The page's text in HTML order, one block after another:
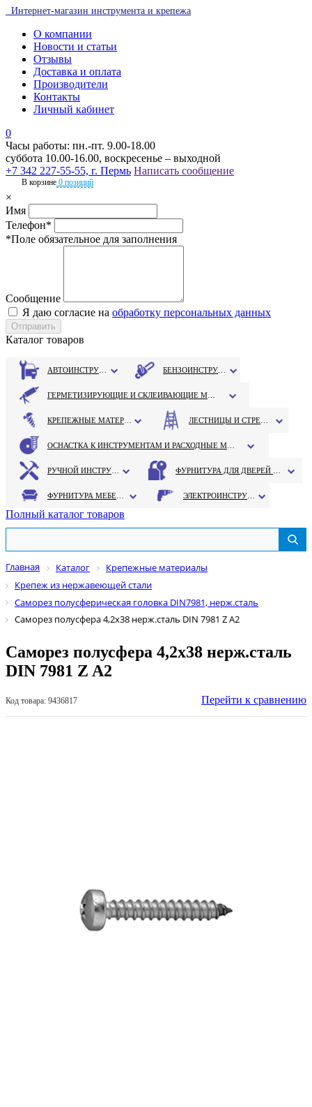
Интернет-магазин инструмента и крепежа
О компании
Новости и статьи
Отзывы
Доставка и оплата
Производители
Контакты
Личный кабинет
0
Часы работы: пн.-пт. 9.00-18.00
суббота 10.00-16.00, воскресенье – выходной
+7 342 227-55-55, г. Пермь Написать сообщение
В корзине 0 позиций
×
Имя
Телефон*
*Поле обязательное для заполнения
Сообщение
Я даю согласие на обработку персональных данных
Каталог товаров
Полный каталог товаров
Главная Каталог
Крепежные материалы
Крепеж из нержавеющей стали
Саморез полусферическая головка DIN7981, нерж.сталь
Саморез полусфера 4,2х38 нерж.сталь DIN 7981 Z A2
Саморез полусфера 4,2х38 нерж.сталь
DIN 7981 Z A2
Код товара: 9436817 Перейти к сравнению